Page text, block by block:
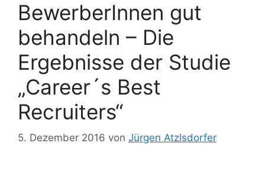
BewerberInnen gut
behandeln – Die
Ergebnisse der Studie
„Career´s Best
Recruiters“
5. Dezember 2016 von Jürgen Atzlsdorfer